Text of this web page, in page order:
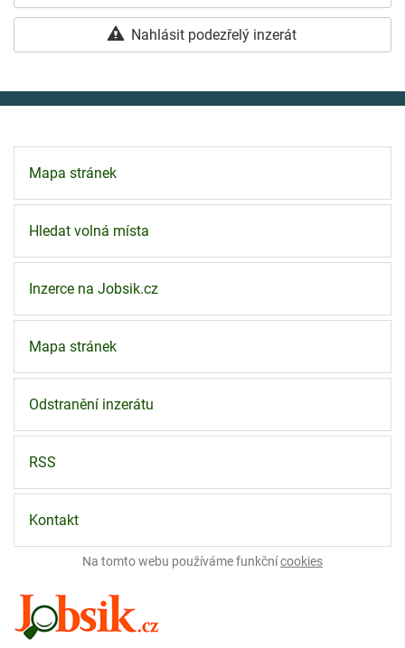
Nahlásit podezřelý inzerát
Mapa stránek
Hledat volná místa
Inzerce na Jobsik.cz
Mapa stránek
Odstranění inzerátu
RSS
Kontakt
Na tomto webu používáme funkčnícookies